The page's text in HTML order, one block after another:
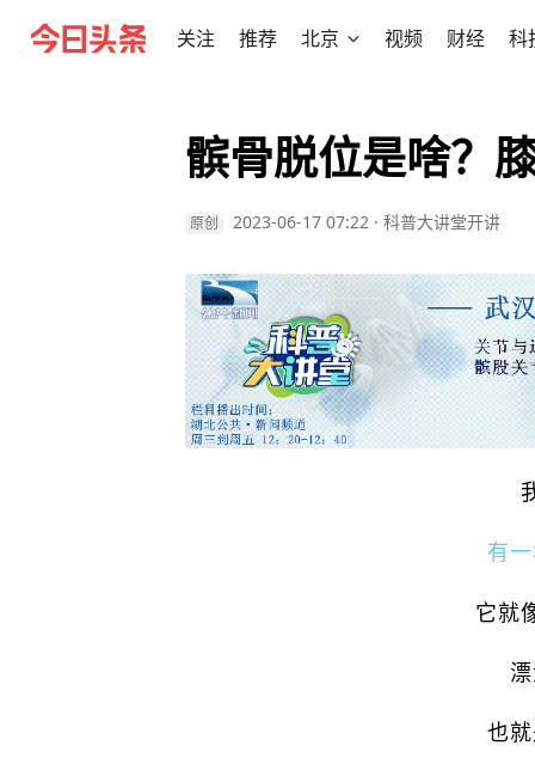
关注 推荐 北京 视频 财经 科
髌骨脱位是啥？
原创 2023-06-17 07:22 · 科普大讲堂开讲
有
它就
也